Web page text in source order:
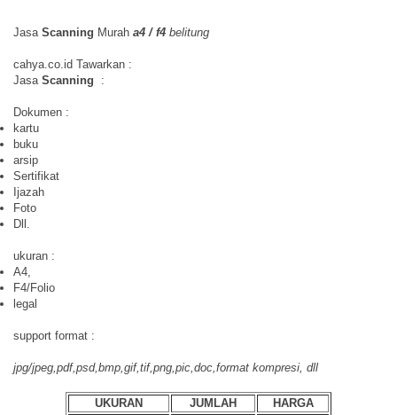
Jasa Scanning Murah a4 / f4 belitung
cahya.co.id Tawarkan :
Jasa Scanning :
Dokumen :
kartu
buku
arsip
Sertifikat
Ijazah
Foto
Dll.
ukuran :
A4,
F4/Folio
legal
support format :
jpg/jpeg,pdf,psd,bmp,gif,tif,png,pic,doc,format kompresi, dll
UKURAN JUMLAH
HARGA